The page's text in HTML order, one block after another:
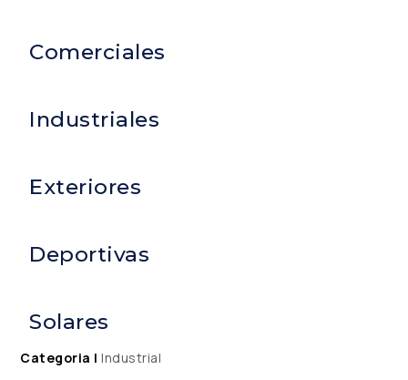
Comerciales
Industriales
Exteriores
Deportivas
Solares
Categoria | Industrial